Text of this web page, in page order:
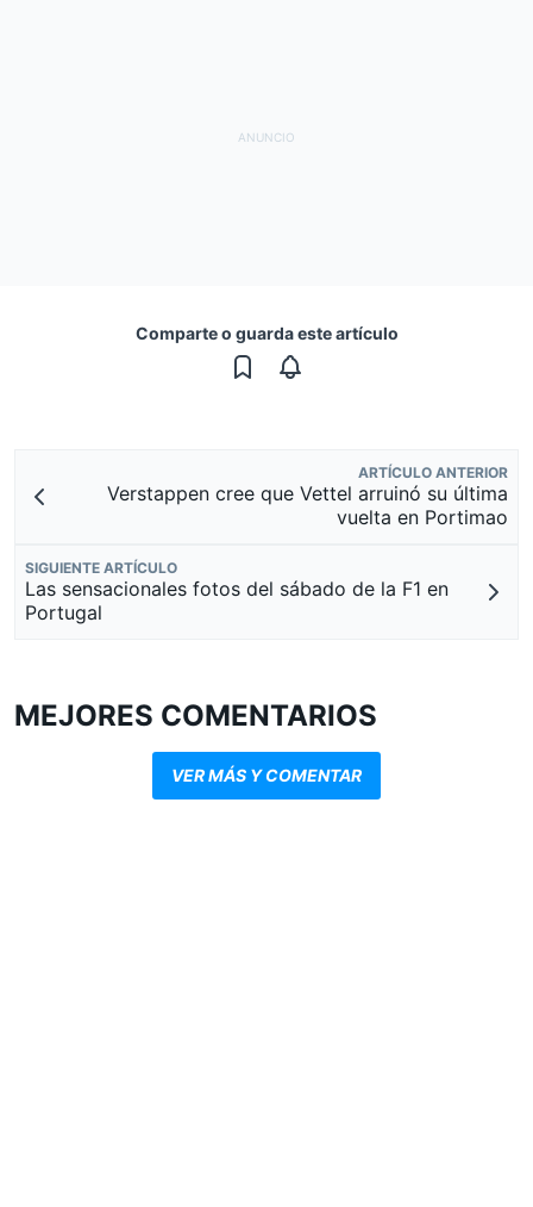
Comparte o guarda este artículo
ARTÍCULO ANTERIOR
Verstappen cree que Vettel arruinó su última
vuelta en Portimao
SIGUIENTE ARTÍCULO
Las sensacionales fotos del sábado de la F1 en
Portugal
MEJORES COMENTARIOS
VER MÁS Y COMENTAR